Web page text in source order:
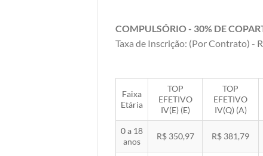
COMPULSÓRIO - 30% DE
Taxa de Inscrição: (Por Contrato) -
Faixa
Etária
TOP
EFETIVO
IV(E) (E)
TOP
EFETIVO
IV(Q) (A)
0 a 18
anos
R$ 350,97 R$ 381,79